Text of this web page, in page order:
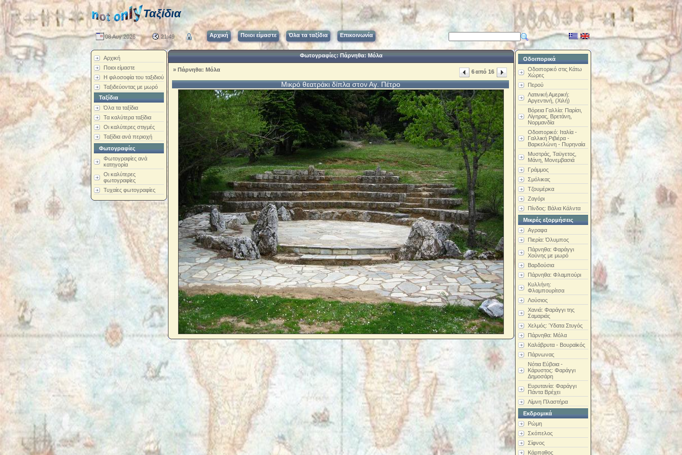
Ταξίδια
08 Αυγ 2026 21:49 Αρχική Ποιοι είμαστε Όλα τα ταξίδια Επικοινωνία
Αρχική
Ποιοι είμαστε
Η φιλοσοφία του ταξιδιού
Ταξιδεύοντας με μωρό
Ταξίδια
Όλα τα ταξίδια
Τα καλύτερα ταξίδια
Οι καλύτερες στιγμές
Ταξίδια ανά περιοχή
Φωτογραφίες
Φωτογραφίες ανά
κατηγορία
Οι καλύτερες
φωτογραφίες
Τυχαίες φωτογραφίες
Φωτογραφίες: Πάρνηθα: Μόλα
» Πάρνηθα: Μόλα 6από 16
Μικρό θεατράκι δίπλα στον Αγ. Πέτρο
Οδοιπορικά
Οδοιπορικό στις Κάτω
Χώρες
Περού
Λατινική Αμερική:
Αργεντινή, (Χιλή)
Βόρεια Γαλλία: Παρίσι,
Λίγηρας, Βρετάνη,
Νορμανδία
Οδοιπορικό: Ιταλία -
Γαλλική Ριβιέρα -
Βαρκελώνη - Πυρηναία
Μυστράς, Ταϋγετος,
Μάνη, Μονεμβασιά
Γράμμος
Σμόλικας
Τζουμέρκα
Ζαγόρι
Πίνδος: Βάλια Κάλντα
Μικρές εξορμήσεις
Αγραφα
Πιερία: Όλυμπος
Πάρνηθα: Φαράγγι
Χούνης με μωρό
Βαρδούσια
Πάρνηθα: Φλαμπούρι
Κυλλήνη:
Φλαμπουρίτσα
Λούσιος
Χανιά: Φαράγγι της
Σαμαριάς
Χελμός: Ύδατα Στυγός
Πάρνηθα: Μόλα
Καλάβρυτα - Βουραϊκός
Πάρνωνας
Νότια Εύβοια -
Κάρυστος: Φαράγγι
Δημοσάρη
Ευρυτανία: Φαράγγι
Πάντα Βρέχει
Λίμνη Πλαστήρα
Εκδρομικά
Ρώμη
Σκόπελος
Σίφνος
Κάρπαθος